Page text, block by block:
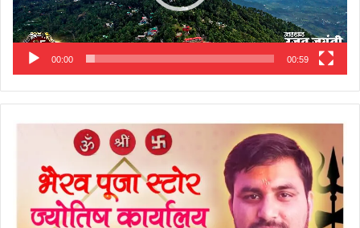
00:00 00:59